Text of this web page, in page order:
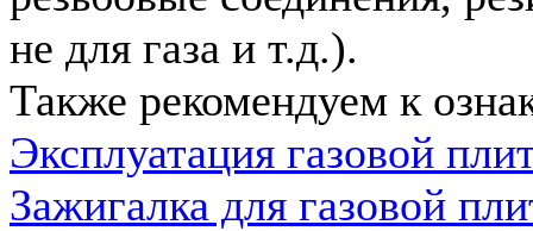
не для газа и т.д.).
Также рекомендуем к
Эксплуатация газовой
Зажигалка для газовой